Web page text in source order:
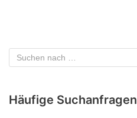
Häufige Suchanfragen